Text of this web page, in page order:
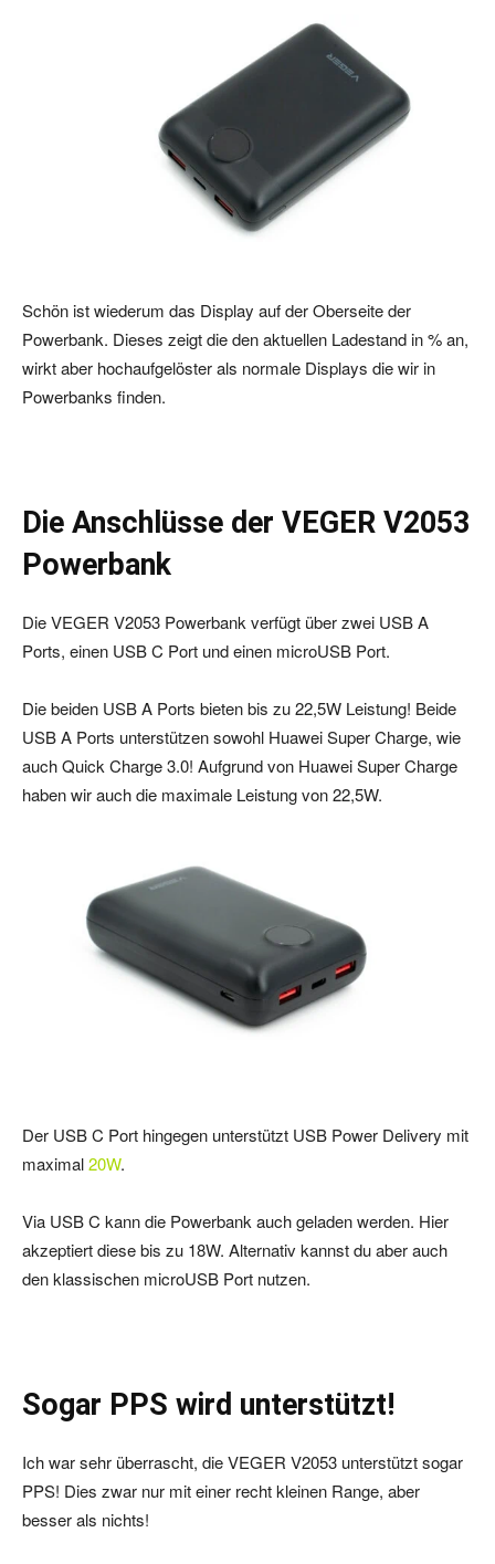
Schön ist wiederum das Display auf der Oberseite der
Powerbank. Dieses zeigt die den aktuellen Ladestand in % an,
wirkt aber hochaufgelöster als normale Displays die wir in
Powerbanks finden.
Die Anschlüsse der VEGER V2053
Powerbank
Die VEGER V2053 Powerbank verfügt über zwei USB A
Ports, einen USB C Port und einen microUSB Port.
Die beiden USB A Ports bieten bis zu 22,5W Leistung! Beide
USB A Ports unterstützen sowohl Huawei Super Charge, wie
auch Quick Charge 3.0! Aufgrund von Huawei Super Charge
haben wir auch die maximale Leistung von 22,5W.
Der USB C Port hingegen unterstützt USB Power Delivery mit
maximal20W.
Via USB C kann die Powerbank auch geladen werden. Hier
akzeptiert diese bis zu 18W. Alternativ kannst du aber auch
den klassischen microUSB Port nutzen.
Sogar PPS wird unterstützt!
Ich war sehr überrascht, die VEGER V2053 unterstützt sogar
PPS! Dies zwar nur mit einer recht kleinen Range, aber
besser als nichts!